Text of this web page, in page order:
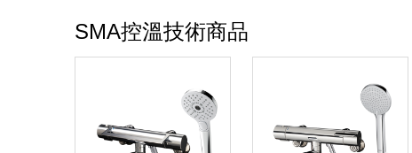
SMA控溫技術商品